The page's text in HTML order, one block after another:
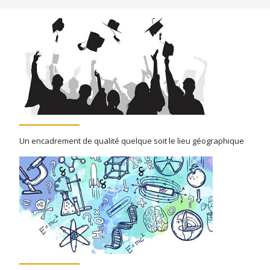
Un encadrement de qualité quelque soit le lieu géographique